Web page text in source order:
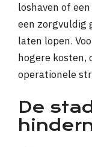
loshaven of
een zorgvuldig
laten lopen.
hogere kosten,
operationele
De